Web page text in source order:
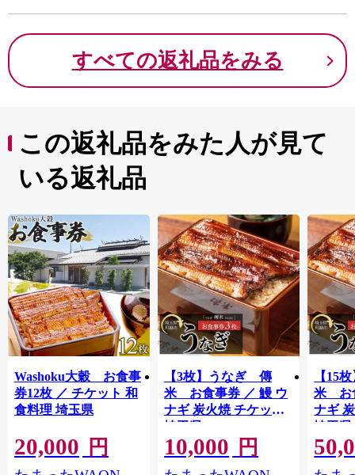
すべての返礼品をみる
この返礼品をみた人が見て
いる返礼品
Washoku大穀 お食事
券12枚 ／ チケット 和
食料理 埼玉県
20,000 円
【3枚】うなぎ 傳
米 お食事券 ／ 鰻 ウ
ナギ 炭火焼 チケット
埼玉県
10,000 円
【15
米 お
ナギ
埼玉県